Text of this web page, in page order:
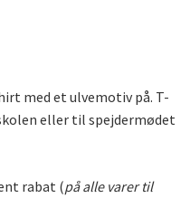
med et ulvemotiv på. T-
eller til spejdermødet
rabat (på alle varer til